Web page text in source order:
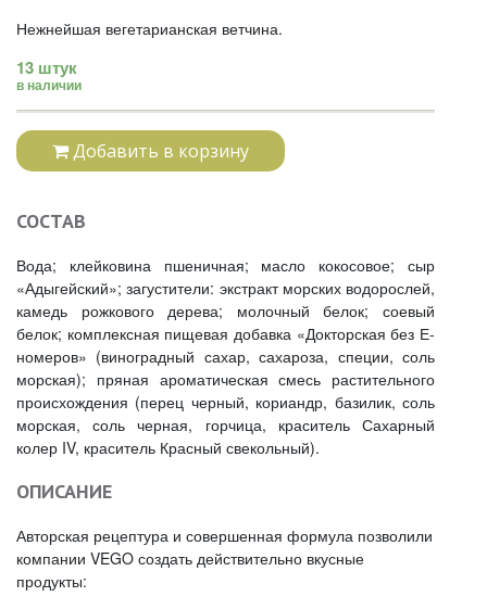
Нежнейшая вегетарианская ветчина.
13 штук
в наличии
Добавить в корзину
СОСТАВ
Вода; клейковина пшеничная; масло кокосовое; сыр
«Адыгейский»; загустители: экстракт морских водорослей,
камедь рожкового дерева; молочный белок; соевый
белок; комплексная пищевая добавка «Докторская без Е-
номеров» (виноградный сахар, сахароза, специи, соль
морская); пряная ароматическая смесь растительного
происхождения (перец черный, кориандр, базилик, соль
морская, соль черная, горчица, краситель Сахарный
колер IV, краситель Красный свекольный).
ОПИСАНИЕ
Авторская рецептура и совершенная формула позволили
компании VEGO создать действительно вкусные
продукты: